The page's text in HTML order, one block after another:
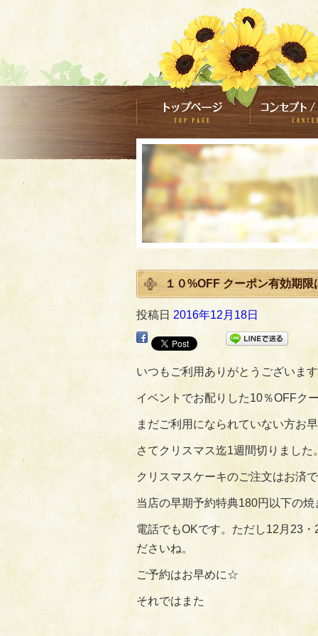
１０%OFF クーポン有効期限
投稿日 2016年12月18日
いつもご利用ありがとうございま
イベントでお配りした10％OFFク
まだご利用になられていない方お
さてクリスマス迄1週間切りました
クリスマスケーキのご注文はお済
当店の早期予約特典180円以下の
電話でもOKです。ただし12月23
ださいね。
ご予約はお早めに☆
それではまた